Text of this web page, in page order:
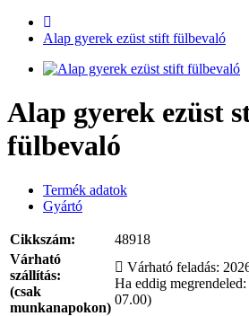
Alap gyerek ezüst stift fülbevaló
Alap gyerek ezüst
fülbevaló
Termék adatok
Gyártó
Cikkszám:
48918
Várható
szállítás:
(csak
munkanapokon)
Várható feladás:
Ha eddig megrendeled:
07.00)